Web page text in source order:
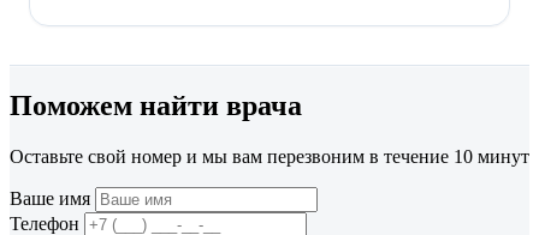
Поможем найти врача
Оставьте свой номер и мы вам перезвоним в течение 10 минут
Ваше имя
Телефон